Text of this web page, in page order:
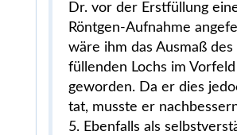
Dr. vor der Erstfüllung
Röntgen-Aufnahme
wäre ihm das Ausmaß des
füllenden Lochs im
geworden. Da er dies
tat, musste er
5. Ebenfalls als